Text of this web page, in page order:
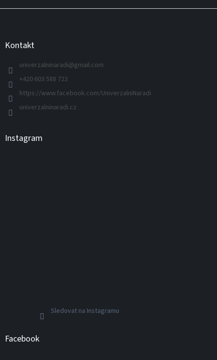
Z
Kontakt
univerzalninaradi@gmail.com
+420 603 588 723
https://www.facebook.com/UniverzalniNaradi
univerzalninaradi.cz
Instagram
Sledovat na Instagramu
Facebook